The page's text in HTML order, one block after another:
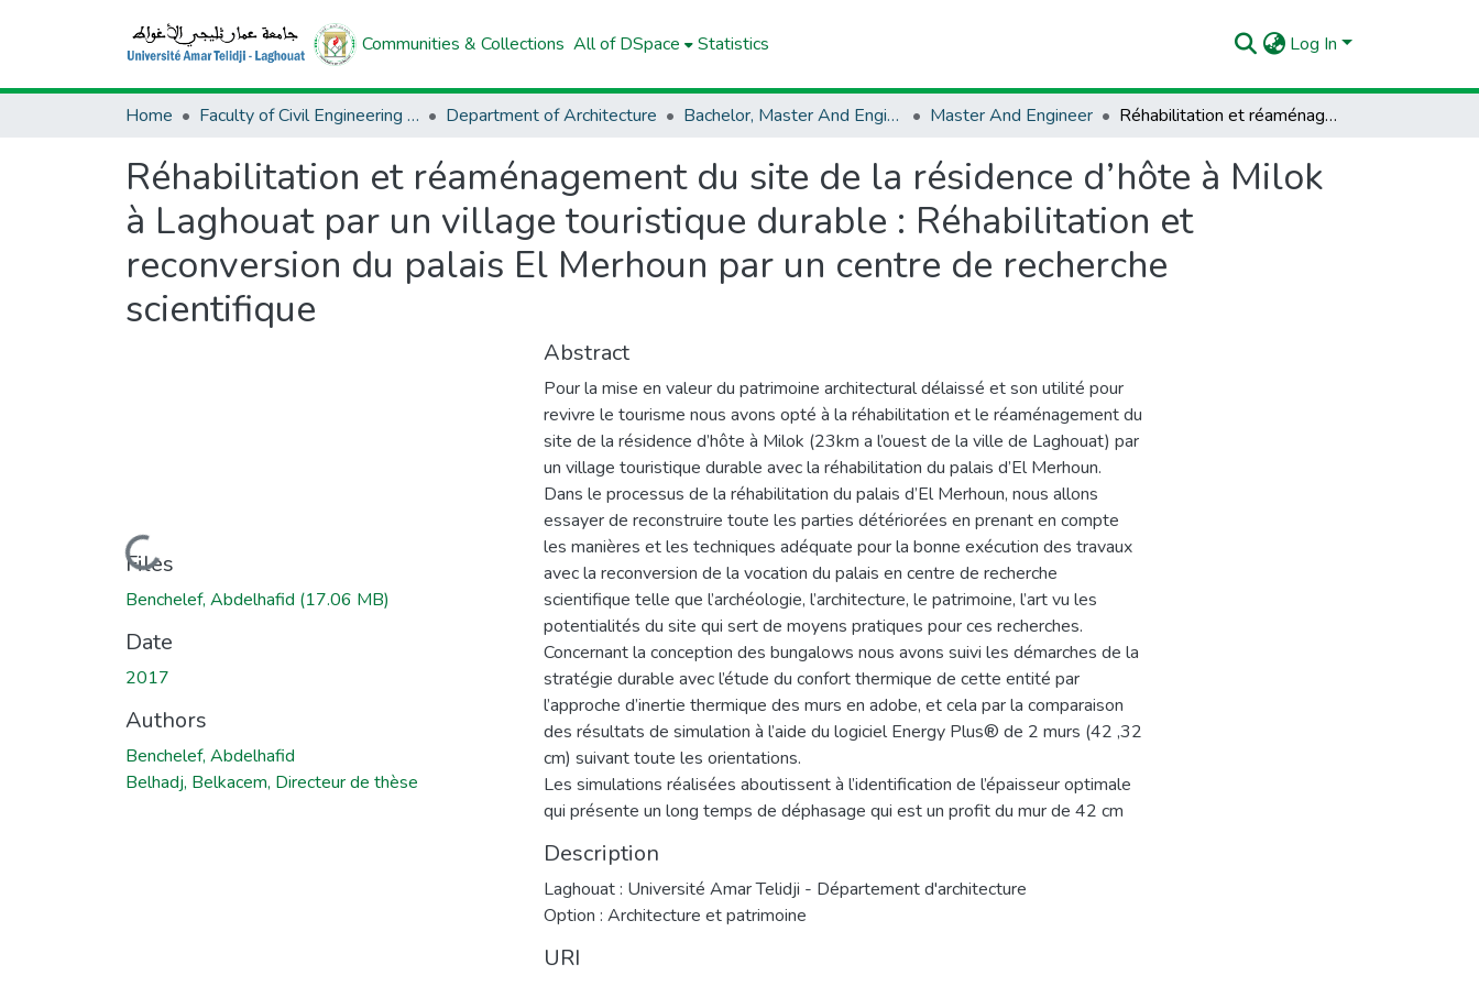
Communities & Collections All of DSpace Statistics Log In
Home Faculty of Civil Engineering And Architecture Department of Architecture Bachelor, Master And Engineer (Architecture) Master And Engineer Réhabilitation et réaménagement du site de la résidence d’hôte à Milok à Laghouat par un village touristique durable : Réhabilitation et reconversion du palais El Merhoun par un centre de recherche scientifique
Réhabilitation et réaménagement du site de la résidence d’hôte à Milok
à Laghouat par un village touristique durable : Réhabilitation et
reconversion du palais El Merhoun par un centre de recherche
scientifique
Loading...
Files
Benchelef, Abdelhafid (17.06 MB)
Date
2017
Authors
Benchelef, Abdelhafid
Belhadj, Belkacem, Directeur de thèse
Abstract
Pour la mise en valeur du patrimoine architectural délaissé et son utilité pour
revivre le tourisme nous avons opté à la réhabilitation et le réaménagement du
site de la résidence d’hôte à Milok (23km a l’ouest de la ville de Laghouat) par
un village touristique durable avec la réhabilitation du palais d’El Merhoun.
Dans le processus de la réhabilitation du palais d’El Merhoun, nous allons
essayer de reconstruire toute les parties détériorées en prenant en compte
les manières et les techniques adéquate pour la bonne exécution des travaux
avec la reconversion de la vocation du palais en centre de recherche
scientifique telle que l’archéologie, l’architecture, le patrimoine, l’art vu les
potentialités du site qui sert de moyens pratiques pour ces recherches.
Concernant la conception des bungalows nous avons suivi les démarches de la
stratégie durable avec l’étude du confort thermique de cette entité par
l’approche d’inertie thermique des murs en adobe, et cela par la comparaison
des résultats de simulation à l’aide du logiciel Energy Plus® de 2 murs (42 ,32
cm) suivant toute les orientations.
Les simulations réalisées aboutissent à l’identification de l’épaisseur optimale
qui présente un long temps de déphasage qui est un profit du mur de 42 cm
Description
Laghouat : Université Amar Telidji - Département d'architecture
Option : Architecture et patrimoine
URI